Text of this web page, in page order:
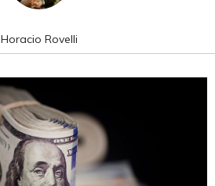
Horacio Rovelli